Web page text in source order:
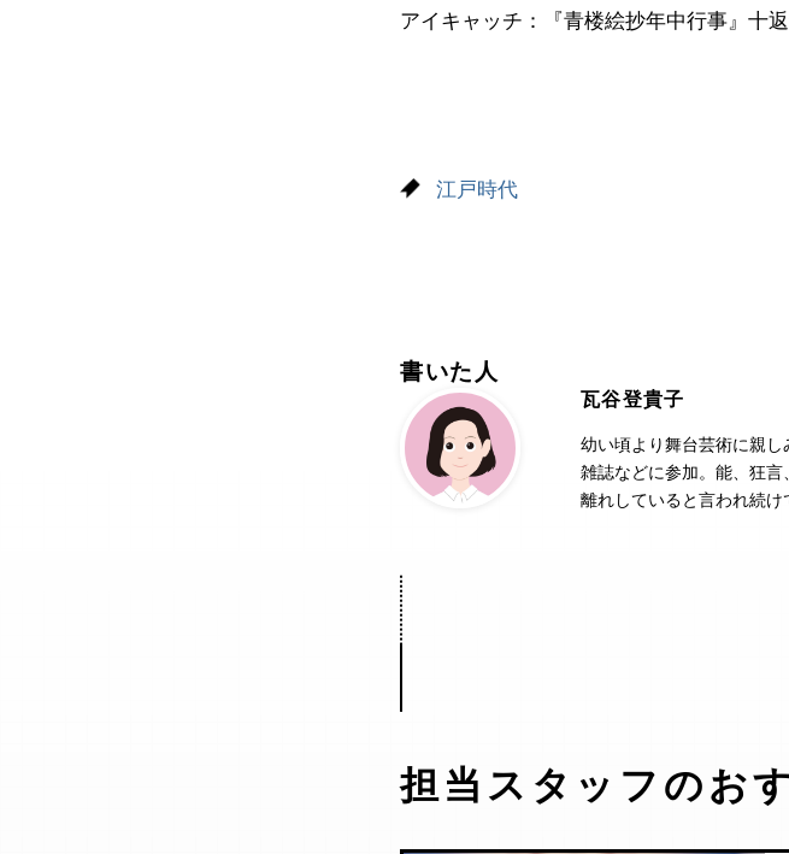
アイキャッチ：『青楼絵抄年中行事』十
江戸時代
書いた人
瓦谷登貴子
幼い頃より舞台芸術に親
雑誌などに参加。能、狂
離れしていると言われ続け
担当スタッフのお